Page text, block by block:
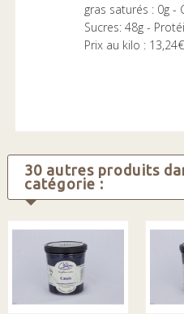
gras saturés : 0g -
Sucres: 48g -
Prix au kilo : 13,24€
30 autres produits
catégorie :